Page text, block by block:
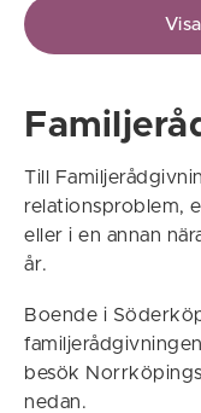
Till
relationsproblem,
eller i en annan
år.
Boende i
besök
nedan.